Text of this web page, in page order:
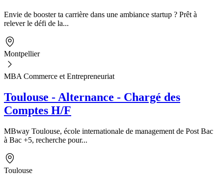
Envie de booster ta carrière dans une ambiance startup ? Prêt à
relever le défi de la...
Montpellier
MBA Commerce et Entrepreneuriat
Toulouse - Alternance - Chargé des
Comptes H/F
MBway Toulouse, école internationale de management de Post Bac
à Bac +5, recherche pour...
Toulouse